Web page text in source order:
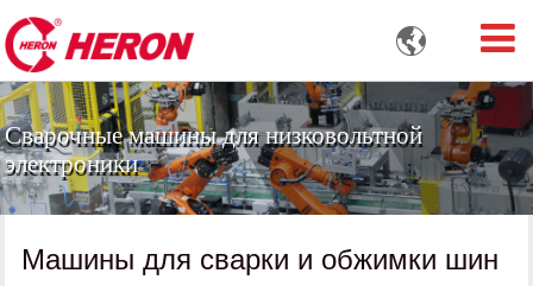

Сварочные машины для низковольтной
электроники
Машины для сварки и обжимки шин